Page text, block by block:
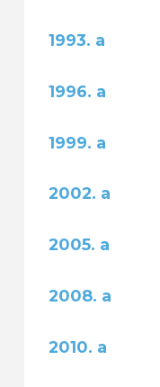
1993. a
1996. a
1999. a
2002. a
2005. a
2008. a
2010. a